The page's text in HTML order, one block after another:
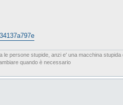
le persone stupide, anzi e' una macchina
quando è necessario